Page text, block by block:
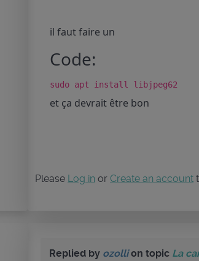
il faut faire un
Code:
sudo apt install libjpeg62
et ça devrait être bon
Please Log in or Create an account
Replied by ozollion topic La